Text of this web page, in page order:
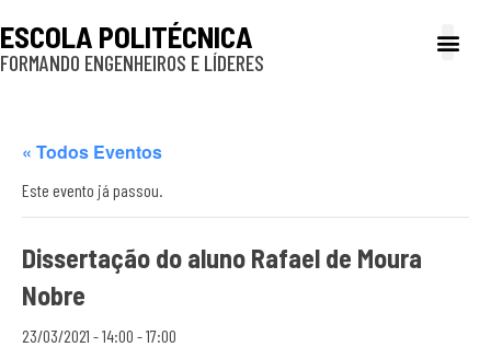
ESCOLA POLITÉCNICA
FORMANDO ENGENHEIROS E LÍDERES
« Todos Eventos
Este evento já passou.
Dissertação do aluno Rafael de Moura
Nobre
23/03/2021 - 14:00 -17:00